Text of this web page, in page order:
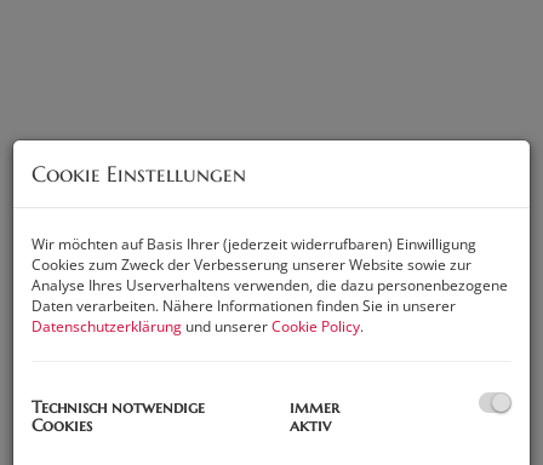
Beschreibung
Sie sind auf der Suche nach einer gemütlichen Wohnung in
genau das Richtige für Sie! In der pulsierenden Stadt Wien,
imbegehrten 16. Bezirk
, befindet sich diese traumhafte
Wohnung zum Kauf.
Cookie Einstellungen
Wir möchten auf Basis Ihrer (jederzeit widerrufbaren) Einwilligung
Cookies zum Zweck der Verbesserung unserer Website sowie zur
Analyse Ihres Userverhaltens verwenden, die dazu personenbezogene
Daten verarbeiten. Nähere Informationen finden Sie in unserer
Datenschutzerklärung und unsererCookie Policy.
Technisch notwendige
Cookies
immer
aktiv